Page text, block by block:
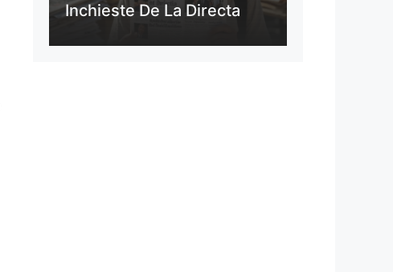
Inchieste De La Directa